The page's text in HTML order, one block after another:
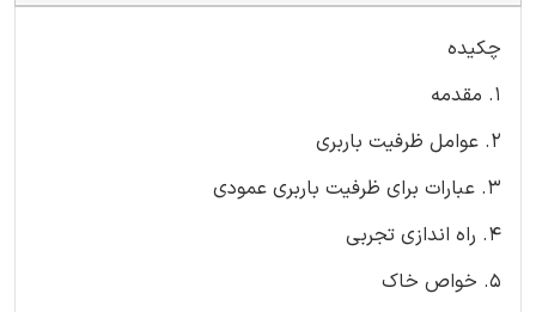
چکیده
1. مقدمه
2. عوامل ظرفیت باربری
3. عبارات برای ظرفیت باربری عمودی
4. راه اندازی تجربی
5. خواص خاک